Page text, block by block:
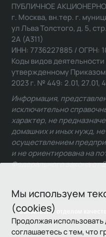
Мы используем
(cookies)
Продолжая
соглашаетесь с тем, что
Связаться с отделом
ПУБЛИЧНОЕ
г. Москва, вн.тер. г.
ул Льва Толстого, д. 5,
2А (А311)
ИНН: 7736227885 / ОГРН:
Коды видов
утвержденному
2023 г. № 449: 2.01, 27.01,
Информация,
исключительно
характер, не
домашних и иных нужд, не
осуществлением
и не ориентирована на
Федерального закона